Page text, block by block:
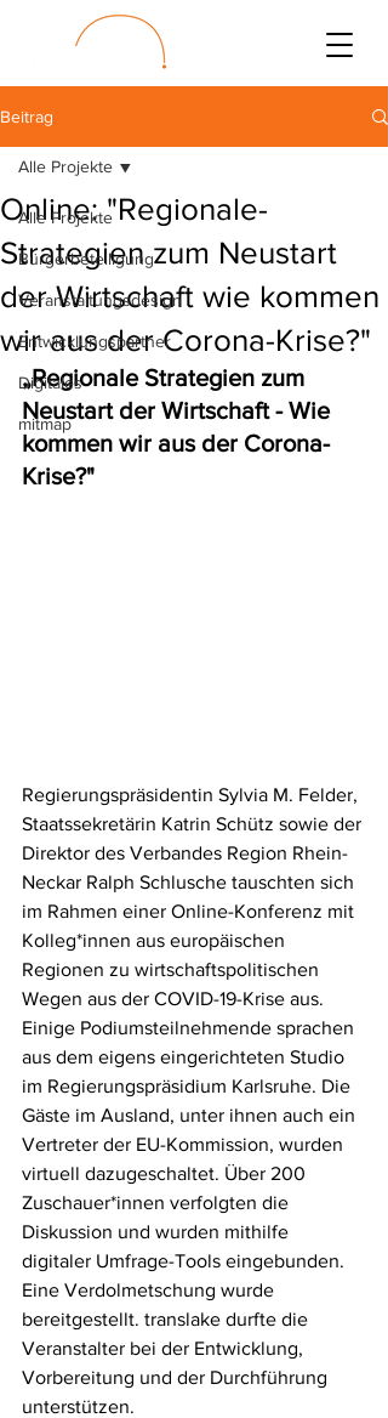
Beitrag
Alle Projekte
Bürgerbeteiligung
Veranstaltungsdesign
Entwicklungspartner
Digitales
mitmap
Alle Projekte
Online: "Regionale-
Strategien zum Neustart
der Wirtschaft wie kommen
wir aus der Corona-Krise?"
„Regionale Strategien zum
Neustart der Wirtschaft - Wie
kommen wir aus der Corona-
Krise?"
Regierungspräsidentin Sylvia M. Felder,
Staatssekretärin Katrin Schütz sowie der
Direktor des Verbandes Region Rhein-
Neckar Ralph Schlusche tauschten sich
im Rahmen einer Online-Konferenz mit
Kolleg*innen aus europäischen
Regionen zu wirtschaftspolitischen
Wegen aus der COVID-19-Krise aus.
Einige Podiumsteilnehmende sprachen
aus dem eigens eingerichteten Studio
im Regierungspräsidium Karlsruhe. Die
Gäste im Ausland, unter ihnen auch ein
Vertreter der EU-Kommission, wurden
virtuell dazugeschaltet. Über 200
Zuschauer*innen verfolgten die
Diskussion und wurden mithilfe
digitaler Umfrage-Tools eingebunden.
Eine Verdolmetschung wurde
bereitgestellt. translake durfte die
Veranstalter bei der Entwicklung,
Vorbereitung und der Durchführung
unterstützen.